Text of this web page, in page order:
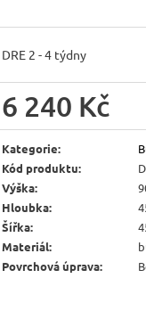
DRE 2 - 4 týdny
6 240 Kč
Měrná
cena:
Kategorie:
Kód produktu:
Výška:
Hloubka:
Šířka:
Materiál:
Povrchová úprava:
BAX25 S
Původně: